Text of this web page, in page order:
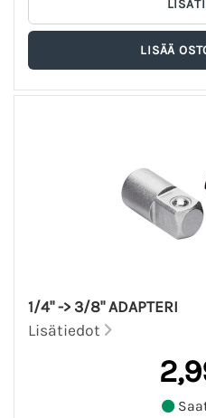
1/4" -> 3/8" ADAPTERI
Lisätiedot